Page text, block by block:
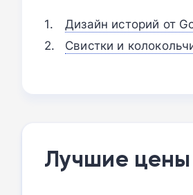
Дизайн историй от
Свистки и
Лучшие цены